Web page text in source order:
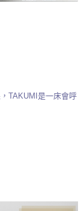
TAKUMI是一床會呼